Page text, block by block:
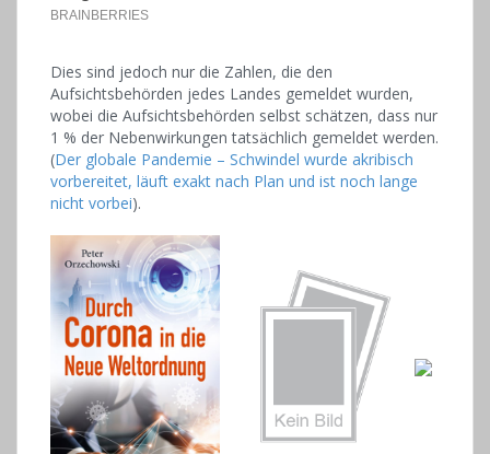
Dies sind jedoch nur die Zahlen, die den
Aufsichtsbehörden jedes Landes gemeldet wurden,
wobei die Aufsichtsbehörden selbst schätzen, dass nur
1 % der Nebenwirkungen tatsächlich gemeldet werden.
(Der globale Pandemie – Schwindel wurde akribisch
vorbereitet, läuft exakt nach Plan und ist noch lange
nicht vorbei).